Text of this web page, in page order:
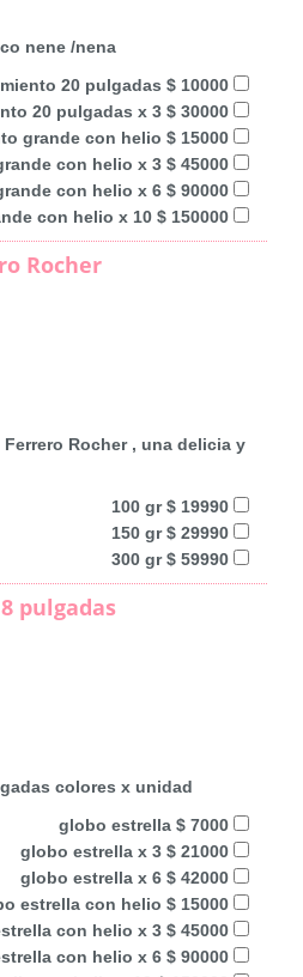
nene /nena
20 pulgadas $ 10000
20 pulgadas x 3 $ 30000
grande con helio $ 15000
con helio x 3 $ 45000
con helio x 6 $ 90000
con helio x 10 $ 150000
Rocher
Rocher , una delicia y
100 gr $ 19990
150 gr $ 29990
300 gr $ 59990
pulgadas
colores x unidad
globo estrella $ 7000
globo estrella x 3 $ 21000
globo estrella x 6 $ 42000
estrella con helio $ 15000
con helio x 3 $ 45000
con helio x 6 $ 90000